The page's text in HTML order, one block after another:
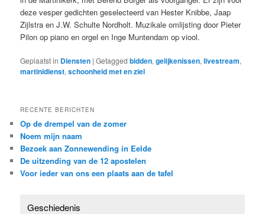
deze vesper gedichten geselecteerd van Hester Knibbe, Jaap
Zijlstra en J.W. Schulte Nordholt. Muzikale omlijsting door Pieter
Pilon op piano en orgel en Inge Muntendam op viool.
Geplaatst in Diensten |Getagged bidden,gelijkenissen,livestream,
martinidienst,schoonheid met en ziel
RECENTE BERICHTEN
Op de drempel van de zomer
Noem mijn naam
Bezoek aan Zonnewending in Eelde
De uitzending van de 12 apostelen
Voor ieder van ons een plaats aan de tafel
Geschiedenis